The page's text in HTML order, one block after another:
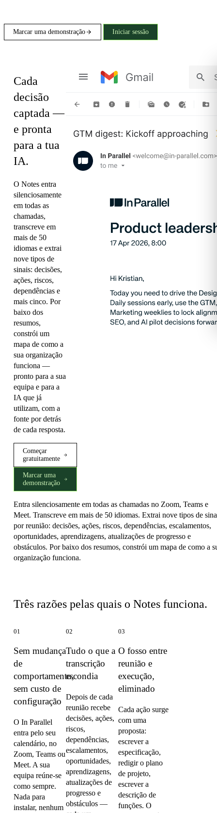
Marcar uma demonstração Iniciar sessão
Cada
decisão
captada —
e pronta
para a tua
IA.
O Notes entra
silenciosamente
em todas as
chamadas,
transcreve em
mais de 50
idiomas e extrai
nove tipos de
sinais: decisões,
ações, riscos,
dependências e
mais cinco. Por
baixo dos
resumos,
constrói um
mapa de como a
sua organização
funciona —
pronto para a sua
equipa e para a
IA que já
utilizam, com a
fonte por detrás
de cada resposta.
Começar
gratuitamente
Marcar uma
demonstração
Entra silenciosamente em todas as chamadas no Zoom, Teams e
Meet. Transcreve em mais de 50 idiomas. Extrai nove tipos de
por reunião: decisões, ações, riscos, dependências, escalamentos,
oportunidades, aprendizagens, atualizações de progresso e
obstáculos. Por baixo dos resumos, constrói um mapa de como a
organização funciona.
Três razões pelas quais o Notes funciona.
01
Sem mudança
de
comportamento,
sem custo de
configuração
O In Parallel
entra pelo seu
calendário, no
Zoom, Teams ou
Meet. A sua
equipa reúne-se
como sempre.
Nada para
instalar, nenhum
02
Tudo o que a
transcrição
escondia
Depois de cada
reunião recebe
decisões, ações,
riscos,
dependências,
escalamentos,
oportunidades,
aprendizagens,
atualizações de
progresso e
obstáculos —
03
O fosso entre
reunião e
execução,
eliminado
Cada ação surge
com uma
proposta:
escrever a
especificação,
redigir o plano
de projeto,
escrever a
descrição de
funções. O